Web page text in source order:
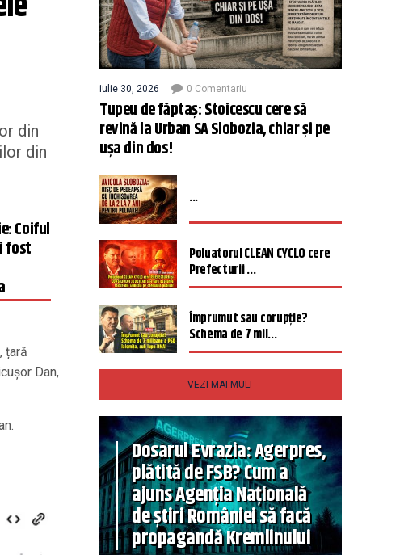
din
din
Coiful
fost
țară
Dan,
iulie 30, 2026 0 Comentariu
Tupeu de făptaș: Stoicescu cere să
revină la Urban SA Slobozia, chiar și pe
ușa din dos!
...
Poluatorul CLEAN CYCLO cere
Prefecturii ...
Împrumut sau corupție?
Schema de 7 mil...
VEZI MAI MULT
Dosarul Evrazia: Agerpres,
plătită de FSB? Cum a
ajuns Agenția Națională
de știri României să facă
propagandă Kremlinului